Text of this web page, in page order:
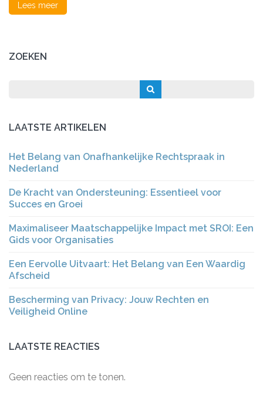
Lees meer
ZOEKEN
LAATSTE ARTIKELEN
Het Belang van Onafhankelijke Rechtspraak in
Nederland
De Kracht van Ondersteuning: Essentieel voor
Succes en Groei
Maximaliseer Maatschappelijke Impact met SROI: Een
Gids voor Organisaties
Een Eervolle Uitvaart: Het Belang van Een Waardig
Afscheid
Bescherming van Privacy: Jouw Rechten en
Veiligheid Online
LAATSTE REACTIES
Geen reacties om te tonen.